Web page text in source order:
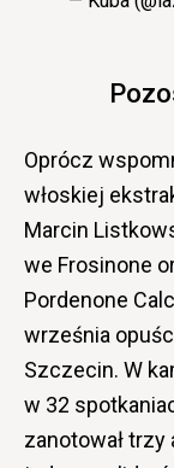
Oprócz
włoskiej
Marcin
we Frosinone
Pordenone
września
Szczecin. W
w 32
zanotował trzy